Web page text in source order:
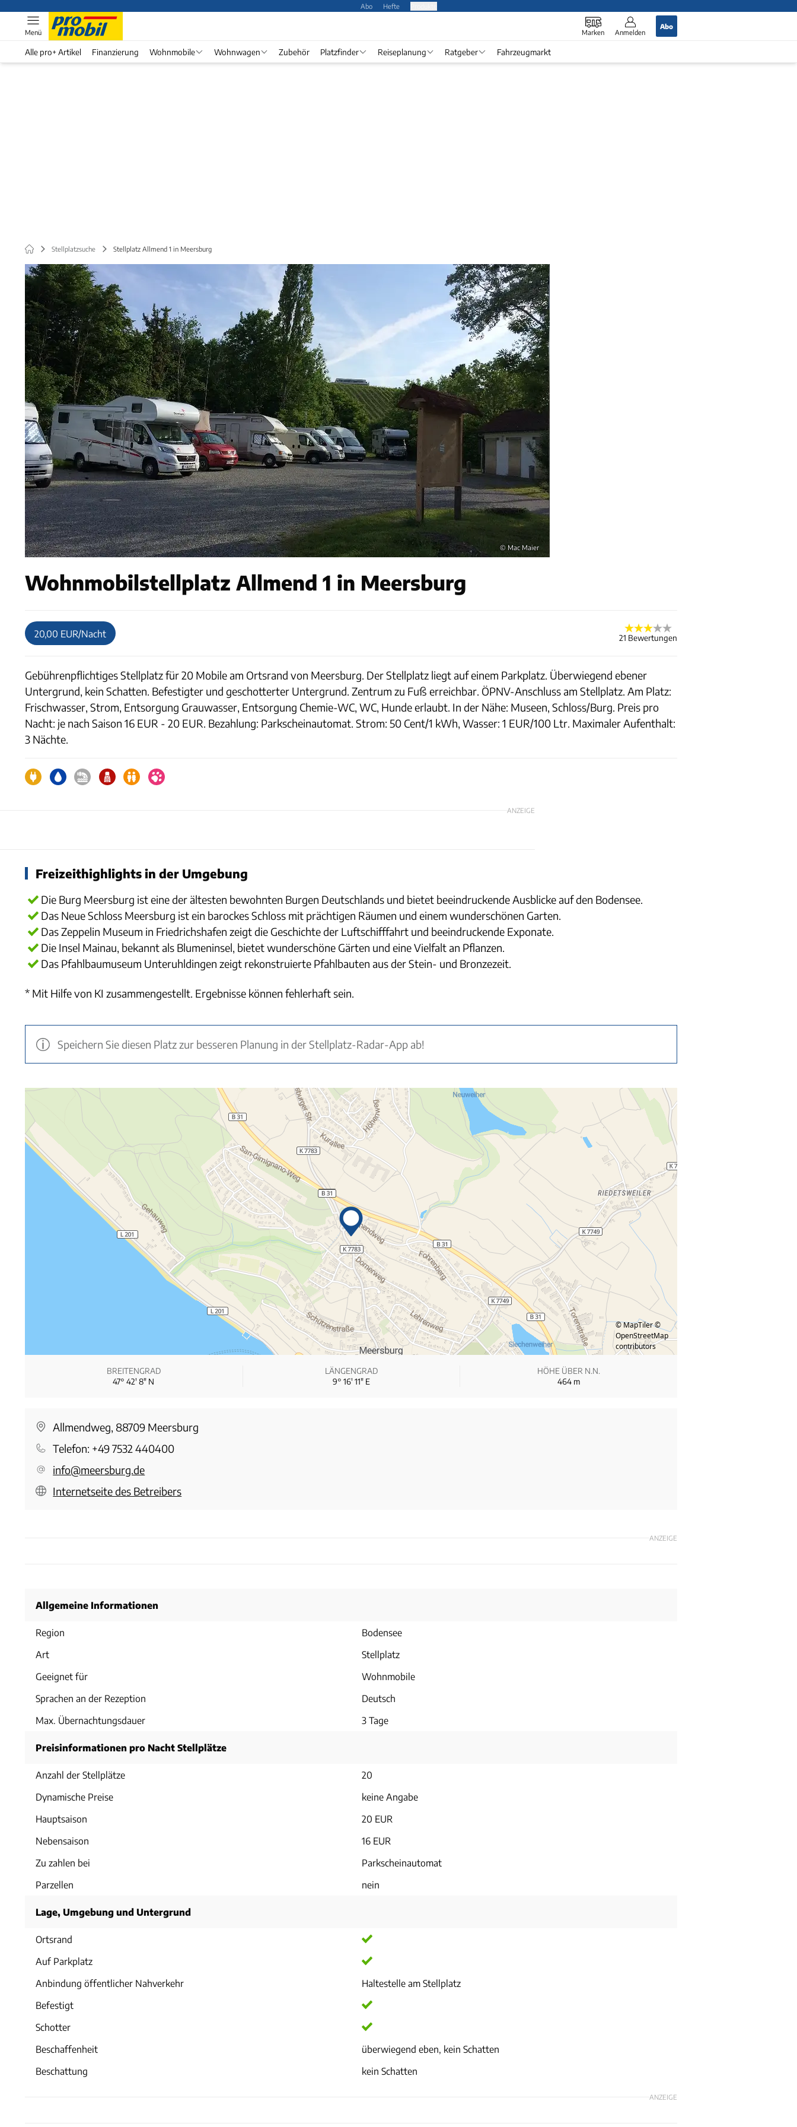
Abo Hefte
Marken Anmelden
Abo
Menü
Alle pro+ Artikel Finanzierung Wohnmobile Wohnwagen Zubehör Platzfinder Reiseplanung Ratgeber Fahrzeugmarkt
Stellplatzsuche Stellplatz Allmend 1 in Meersburg
© Mac Maier
Wohnmobilstellplatz Allmend 1 in Meersburg
20,00 EUR/Nacht 21 Bewertungen
Gebührenpflichtiges Stellplatz für 20 Mobile am Ortsrand von Meersburg. Der Stellplatz liegt auf einem Parkplatz. Überwiegend ebener
Untergrund, kein Schatten. Befestigter und geschotterter Untergrund. Zentrum zu Fuß erreichbar. ÖPNV-Anschluss am Stellplatz. Am Platz:
Frischwasser, Strom, Entsorgung Grauwasser, Entsorgung Chemie-WC, WC, Hunde erlaubt. In der Nähe: Museen, Schloss/Burg. Preis pro
Nacht: je nach Saison 16 EUR - 20 EUR. Bezahlung: Parkscheinautomat. Strom: 50 Cent/1 kWh, Wasser: 1 EUR/100 Ltr. Maximaler Aufenthalt:
3 Nächte.
ANZEIGE
Freizeithighlights in der Umgebung
Die Burg Meersburg ist eine der ältesten bewohnten Burgen Deutschlands und bietet beeindruckende Ausblicke auf den Bodensee.
Das Neue Schloss Meersburg ist ein barockes Schloss mit prächtigen Räumen und einem wunderschönen Garten.
Das Zeppelin Museum in Friedrichshafen zeigt die Geschichte der Luftschifffahrt und beeindruckende Exponate.
Die Insel Mainau, bekannt als Blumeninsel, bietet wunderschöne Gärten und eine Vielfalt an Pflanzen.
Das Pfahlbaumuseum Unteruhldingen zeigt rekonstruierte Pfahlbauten aus der Stein- und Bronzezeit.
* Mit Hilfe von KI zusammengestellt. Ergebnisse können fehlerhaft sein.
Speichern Sie diesen Platz zur besseren Planung in der Stellplatz-Radar-App ab!
© MapTiler©
OpenStreetMap
contributors
BREITENGRAD
47° 42′ 8″ N
LÄNGENGRAD
9° 16′ 11″ E
HÖHE ÜBER N.N.
464 m
Allmendweg, 88709 Meersburg
Telefon: +49 7532 440400
info@meersburg.de
Internetseite des Betreibers
ANZEIGE
Allgemeine Informationen
Region
Bodensee
Art
Stellplatz
Geeignet für
Wohnmobile
Sprachen an der Rezeption
Deutsch
Max. Übernachtungsdauer
3 Tage
Preisinformationen pro Nacht Stellplätze
Anzahl der Stellplätze
20
Dynamische Preise
keine Angabe
Hauptsaison
20 EUR
Nebensaison
16 EUR
Zu zahlen bei
Parkscheinautomat
Parzellen
nein
Lage, Umgebung und Untergrund
Ortsrand
Auf Parkplatz
Anbindung öffentlicher Nahverkehr
Haltestelle am Stellplatz
Befestigt
Schotter
Beschaffenheit
überwiegend eben, kein Schatten
Beschattung
kein Schatten
ANZEIGE